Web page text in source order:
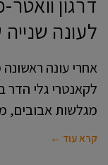
לעונה
אחרי עונה
לקאנטרי גלי הדר
מגלשות אבובים,
קרא עוד ←